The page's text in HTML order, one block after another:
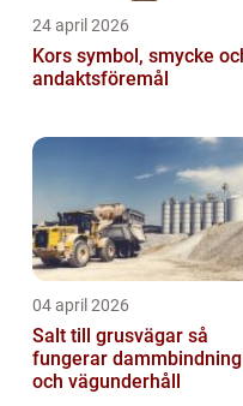
24 april 2026
Kors symbol, smycke och
andaktsföremål
04 april 2026
Salt till grusvägar så
fungerar dammbindning
och vägunderhåll